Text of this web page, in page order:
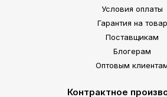
Условия оплаты
Гарантия на товар
Поставщикам
Блогерам
Оптовым
Контрактное